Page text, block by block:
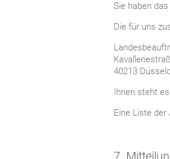
Sie haben
Die für uns
40213
Ihnen steht
Eine Liste der
7.